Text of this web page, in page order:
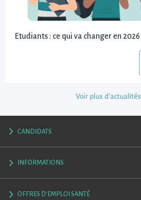
Etudiants : ce qui va changer en 2026
Voir plus d'actualités
CANDIDATS
INFORMATIONS
OFFRES D'EMPLOI SANTÉ